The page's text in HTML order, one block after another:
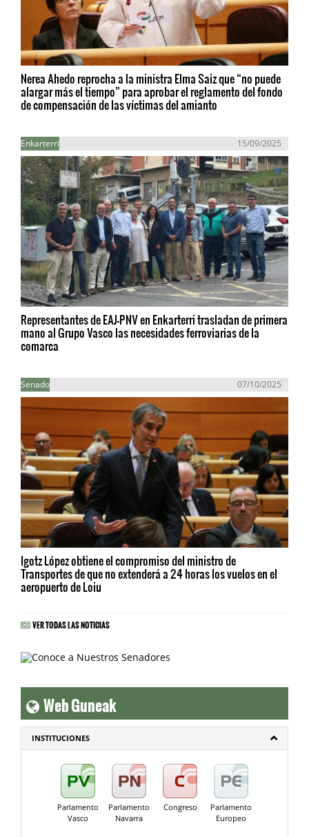
Nerea Ahedo reprocha a la ministra Elma Saiz que “no puede
alargar más el tiempo” para aprobar el reglamento del fondo
de compensación de las víctimas del amianto
Enkarterri 15/09/2025
Representantes de EAJ-PNV en Enkarterri trasladan de primera
mano al Grupo Vasco las necesidades ferroviarias de la
comarca
Senado 07/10/2025
Igotz López obtiene el compromiso del ministro de
Transportes de que no extenderá a 24 horas los vuelos en el
aeropuerto de Loiu
VER TODAS LAS NOTICIAS
Web Guneak
INSTITUCIONES
Parlamento
Vasco
Parlamento
Navarra
Congreso
Parlamento
Europeo